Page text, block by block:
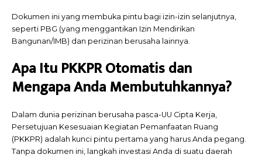
Dokumen ini yang membuka pintu bagi izin-izin selanjutnya,
seperti PBG (yang menggantikan Izin Mendirikan
Bangunan/IMB) dan perizinan berusaha lainnya.
Apa Itu PKKPR Otomatis dan
Mengapa Anda Membutuhkannya?
Dalam dunia perizinan berusaha pasca-UU Cipta Kerja,
Persetujuan Kesesuaian Kegiatan Pemanfaatan Ruang
(PKKPR) adalah kunci pintu pertama yang harus Anda pegang.
Tanpa dokumen ini, langkah investasi Anda di suatu daerah